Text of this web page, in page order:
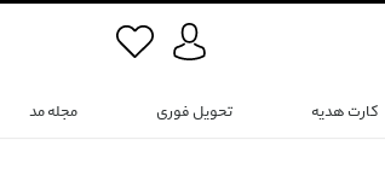
کارت هدیه تحویل فوری مجله مد